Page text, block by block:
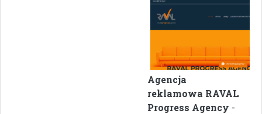
Agencja
reklamowa RAVAL
Progress Agency -